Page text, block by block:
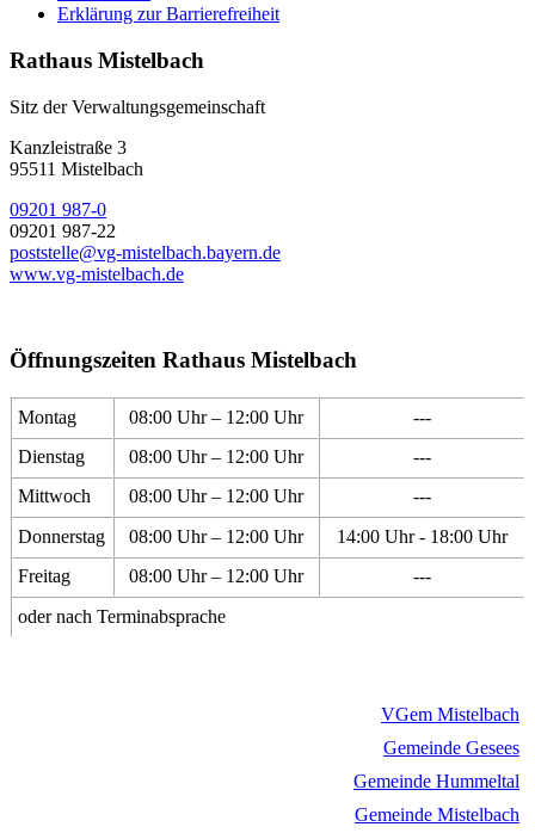
Erklärung zur Barrierefreiheit
Rathaus Mistelbach
Sitz der Verwaltungsgemeinschaft
Kanzleistraße 3
95511 Mistelbach
09201 987-0
09201 987-22
poststelle@vg-mistelbach.bayern.de
www.vg-mistelbach.de
Öffnungszeiten Rathaus Mistelbach
Montag 08:00 Uhr – 12:00 Uhr
---
Dienstag
08:00 Uhr – 12:00 Uhr
---
Mittwoch
08:00 Uhr – 12:00 Uhr
---
Donnerstag
08:00 Uhr – 12:00 Uhr
14:00 Uhr - 18:00 Uhr
Freitag
08:00 Uhr – 12:00 Uhr
---
oder nach Terminabsprache
VGem Mistelbach
Gemeinde Gesees
Gemeinde Hummeltal
Gemeinde Mistelbach